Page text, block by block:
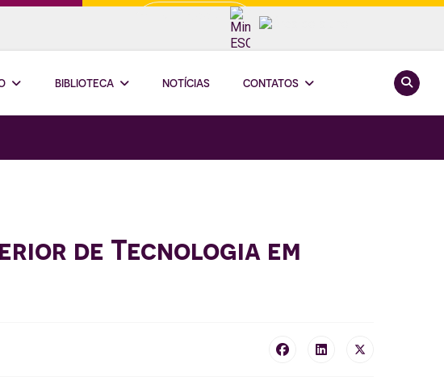
BIBLIOTECA NOTÍCIAS CONTATOS
de Tecnologia em